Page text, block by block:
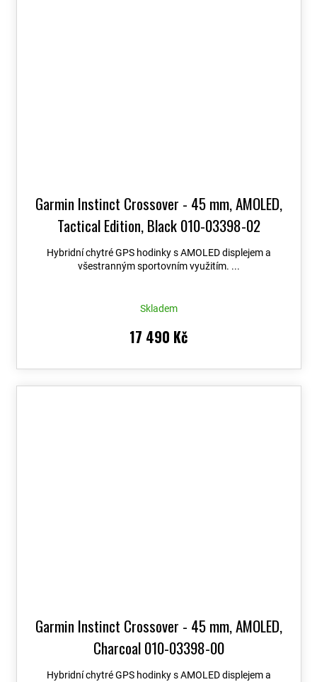
Garmin Instinct Crossover - 45 mm, AMOLED,
Tactical Edition, Black 010-03398-02
Hybridní chytré GPS hodinky s AMOLED displejem a
všestranným sportovním využitím. ...
Skladem
17 490 Kč
Garmin Instinct Crossover - 45 mm, AMOLED,
Charcoal 010-03398-00
Hybridní chytré GPS hodinky s AMOLED displejem a